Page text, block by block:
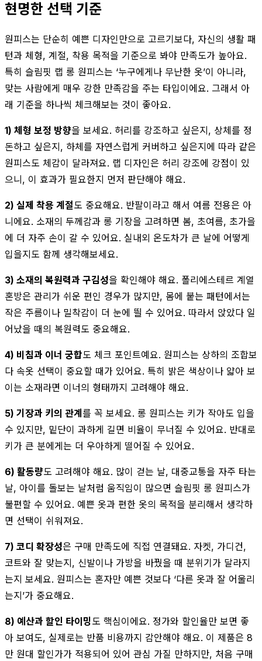
현명한 선택 기준
원피스는 단순히 예쁜 디자인만으로 고르기보다, 자신의 생활 패
턴과 체형, 계절, 착용 목적을 기준으로 봐야 만족도가 높아요.
특히 슬림핏 랩 롱 원피스는 ‘누구에게나 무난한 옷’이 아니라,
맞는 사람에게 매우 강한 만족감을 주는 타입이에요. 그래서 아
래 기준을 하나씩 체크해보는 것이 좋아요.
1) 체형 보정 방향을 보세요. 허리를 강조하고 싶은지, 상체를 정
돈하고 싶은지, 하체를 자연스럽게 커버하고 싶은지에 따라 같은
원피스도 체감이 달라져요. 랩 디자인은 허리 강조에 강점이 있
으니, 이 효과가 필요한지 먼저 판단해야 해요.
2) 실제 착용 계절도 중요해요. 반팔이라고 해서 여름 전용은 아
니에요. 소재의 두께감과 롱 기장을 고려하면 봄, 초여름, 초가을
에 더 자주 손이 갈 수 있어요. 실내외 온도차가 큰 날에 어떻게
입을지도 함께 생각해보세요.
3) 소재의 복원력과 구김성을 확인해야 해요. 폴리에스테르 계열
혼방은 관리가 쉬운 편인 경우가 많지만, 몸에 붙는 패턴에서는
작은 주름이나 밀착감이 더 눈에 띌 수 있어요. 따라서 앉았다 일
어났을 때의 복원력도 중요해요.
4) 비침과 이너 궁합도 체크 포인트예요. 원피스는 상하의 조합보
다 속옷 선택이 중요할 때가 있어요. 특히 밝은 색상이나 얇아 보
이는 소재라면 이너의 형태까지 고려해야 해요.
5) 기장과 키의 관계 를 꼭 보세요. 롱 원피스는 키가 작아도 입을
수 있지만, 밑단이 과하게 길면 비율이 무너질 수 있어요. 반대로
키가 큰 분에게는 더 우아하게 떨어질 수 있어요.
6) 활동량도 고려해야 해요. 많이 걷는 날, 대중교통을 자주 타는
날, 아이를 돌보는 날처럼 움직임이 많으면 슬림핏 롱 원피스가
불편할 수 있어요. 예쁜 옷과 편한 옷의 목적을 분리해서 생각하
면 선택이 쉬워져요.
7) 코디 확장성은 구매 만족도에 직접 연결돼요. 자켓, 가디건,
코트와 잘 맞는지, 신발이나 가방을 바꿨을 때 분위기가 달라지
는지 보세요. 원피스는 혼자만 예쁜 것보다 ‘다른 옷과 잘 어울리
는지’가 중요해요.
8) 예산과 할인 타이밍도 핵심이에요. 정가와 할인율만 보면 좋
아 보여도, 실제로는 반품 비용까지 감안해야 해요. 이 제품은 8
만 원대 할인가가 적용되어 있어 관심 가질 만하지만, 처음 구매